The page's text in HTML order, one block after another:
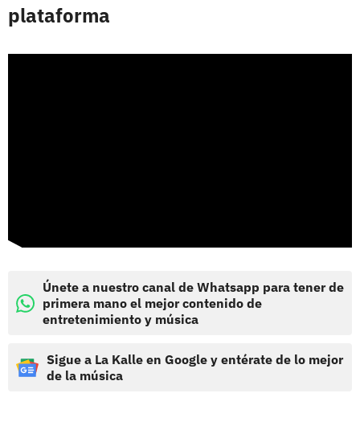
plataforma
Únete a nuestro canal de Whatsapp para tener de
primera mano el mejor contenido de
entretenimiento y música
Sigue a La Kalle en Google y entérate de lo mejor
de la música